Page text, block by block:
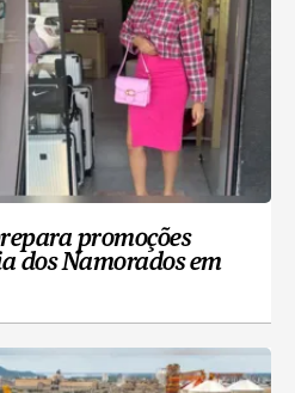
promoções
dos Namorados em